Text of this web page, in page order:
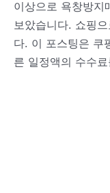
이상으로 욕창방지
보았습니다. 쇼핑
다. 이 포스팅은 쿠
른 일정액의 수수